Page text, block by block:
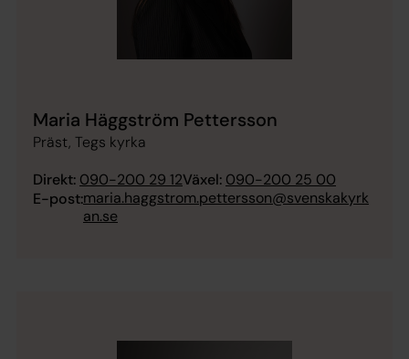
Maria Häggström Pettersson
Präst, Tegs kyrka
Direkt: 090-200 29 12Växel: 090-200 25 00
E-post:maria.haggstrom.pettersson@svenskakyrk
an.se